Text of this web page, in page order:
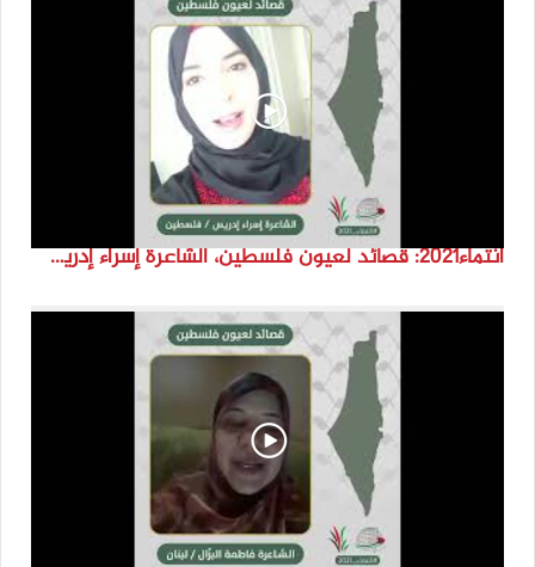
انتماء2021: قصائد لعيون فلسطين، الشاعرة إسراء إدريس، فلسطين